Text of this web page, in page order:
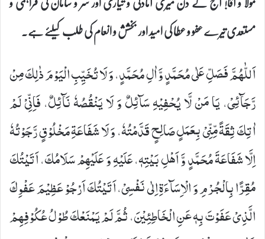
مستعدی تیرے عفو و عطا کی امید اور بخشش و انعام کی طلب کیلئے ہے۔
اَللّٰهُمَّ فَصَلِّ عَلٰى مُحَمَّدٍ وَّ اٰلِ مُحَمَّدٍ، وَ لَا تُخَیِّبِ الْیَوْمَ ذٰلِكَ مِنْ
رَّجَآئِیْ، یَا مَنْ لَّا یُحْفِیْهِ سَآئِلٌ وَ لَا یَنْقُصُهٗ نَآئِلٌ، فَاِنِّیْ لَمْ
اٰتِكَ ثِقَةً مِّنِّیْ بِعَمَلٍ صَالِحٍ قَدَّمْتُهٗ، وَ لَا شَفَاعَةِ مَخْلُوْقٍ رَّجَوْتُهٗ
اِلَّا شَفَاعَةَ مُحَمَّدٍ وَّ اَهْلِ بَیْتِهٖ، عَلَیْهِ وَ عَلَیْهِمْ سَلَامُكَ، اَتَیْتُكَ
مُقِرًّا بِالْجُرْمِ وَ الْاِسَآءَةِ اِلٰى نَفْسِیْ، اَتَیْتُكَ اَرْجُوْ عَظِیْمَ عَفْوِكَ
الَّذِیْ عَفَوْتَ بِهٖ عَنِ الْخَاطِئِیْنَ، ثُمَّ لَمْ یَمْنَعْكَ طُوْلُ عُكُوْفِهِمْ